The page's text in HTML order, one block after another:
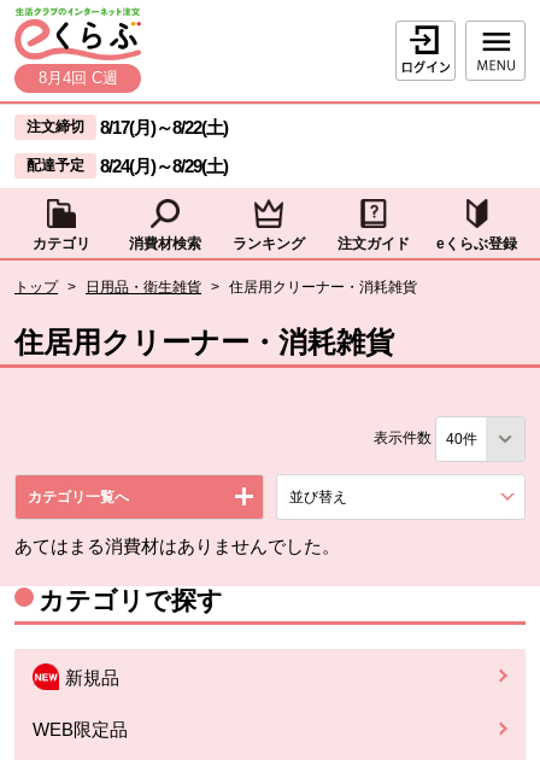
ページの先頭です。
本文へジャンプする。
8月4回 C週
ログイン
ここからサイト内共通メニューです。
サイト内共通メニューをスキップする
注文締切 8/17(月)～8/22(土)
配達予定 8/24(月)～8/29(土)
カテゴリ 消費材検索 ランキング 注文ガイド eくらぶ登録
トップ > 日用品・衛生雑貨 > 住居用クリーナー・消耗雑貨
住居用クリーナー・消耗雑貨
表示件数
カテゴリ一覧へ 並び替え
あてはまる消費材はありませんでした。
カテゴリで探す
新規品
WEB限定品